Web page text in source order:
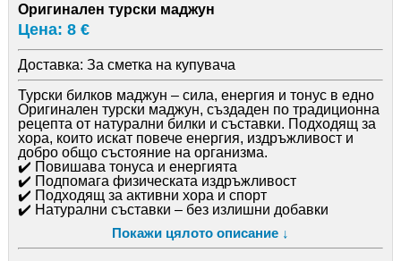
Оригинален турски маджун
Цена: 8 €
Доставка: За сметка на купувача
Турски билков маджун – сила, енергия и тонус в едно
Оригинален турски маджун, създаден по традиционна
рецепта от натурални билки и съставки. Подходящ за
хора, които искат повече енергия, издръжливост и
добро общо състояние на организма.
✔️ Повишава тонуса и енергията
✔️ Подпомага физическата издръжливост
✔️ Подходящ за активни хора и спорт
✔️ Натурални съставки – без излишни добавки
Как се приема:
1-2 чаени лъжички дневно (може директно или с вода)
Покажи цялото описание ↓